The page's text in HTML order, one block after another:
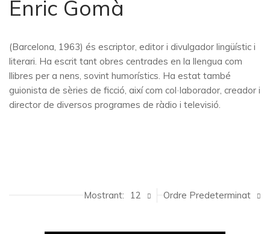
Enric Gomà
(Barcelona, 1963) és escriptor, editor i divulgador lingüístic i
literari. Ha escrit tant obres centrades en la llengua com
llibres per a nens, sovint humorístics. Ha estat també
guionista de sèries de ficció, així com col·laborador, creador i
director de diversos programes de ràdio i televisió.
Ordre Predeterminat
Mostrant: 12